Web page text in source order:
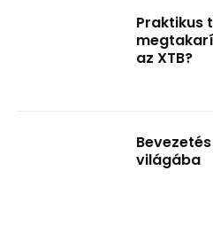
Praktikus
az XTB?
világába